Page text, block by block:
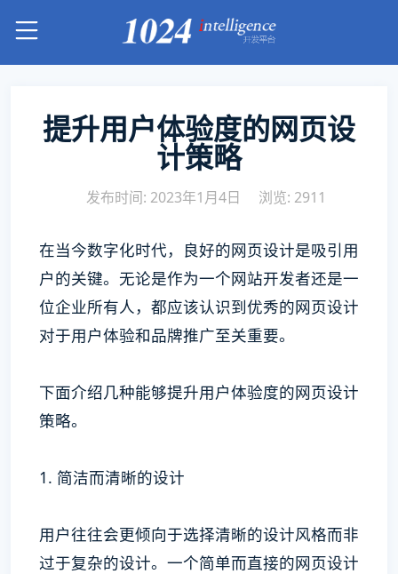
提升用户体验度的网页设
计策略
发布时间: 2023年1月4日 浏览: 2911
在当今数字化时代，良好的网页设计是吸引用
户的关键。无论是作为一个网站开发者还是一
位企业所有人，都应该认识到优秀的网页设计
对于用户体验和品牌推广至关重要。
下面介绍几种能够提升用户体验度的网页设计
策略。
1. 简洁而清晰的设计
用户往往会更倾向于选择清晰的设计风格而非
过于复杂的设计。一个简单而直接的网页设计